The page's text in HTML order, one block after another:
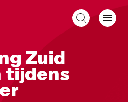
Zuid
tijdens